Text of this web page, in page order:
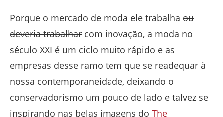
Porque o mercado de moda ele trabalha ou
deveria trabalhar com inovação, a moda no
século XXI é um ciclo muito rápido e as
empresas desse ramo tem que se readequar à
nossa contemporaneidade, deixando o
conservadorismo um pouco de lado e talvez se
inspirando nas belas imagens do The